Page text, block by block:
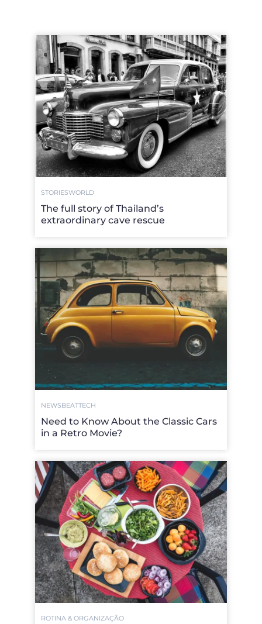
STORIESWORLD
The full story of Thailand’s
extraordinary cave rescue
NEWSBEATTECH
Need to Know About the Classic Cars
in a Retro Movie?
ROTINA & ORGANIZAÇÃO